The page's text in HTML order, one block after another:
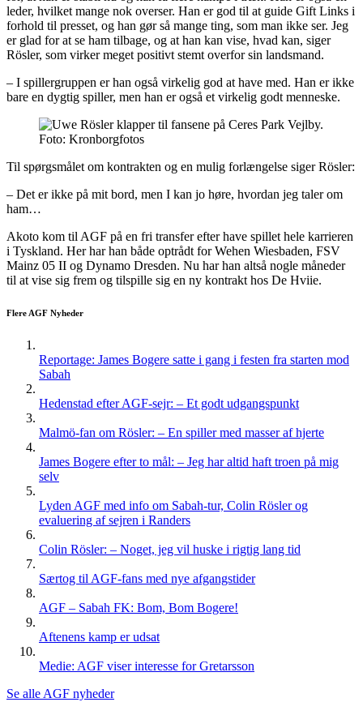
leder, hvilket mange nok overser. Han er god til at guide Gift Links i
forhold til presset, og han gør så mange ting, som man ikke ser. Jeg
er glad for at se ham tilbage, og at han kan vise, hvad kan, siger
Rösler, som virker meget positivt stemt overfor sin landsmand.
– I spillergruppen er han også virkelig god at have med. Han er ikke
bare en dygtig spiller, men han er også et virkelig godt menneske.
Foto: Kronborgfotos
Til spørgsmålet om kontrakten og en mulig forlængelse siger Rösler:
– Det er ikke på mit bord, men I kan jo høre, hvordan jeg taler om
ham…
Akoto kom til AGF på en fri transfer efter have spillet hele karrieren
i Tyskland. Her har han både optrådt for Wehen Wiesbaden, FSV
Mainz 05 II og Dynamo Dresden. Nu har han altså nogle måneder
til at vise sig frem og tilspille sig en ny kontrakt hos De Hviie.
Flere AGF Nyheder
Reportage: James Bogere satte i gang i festen fra starten mod
Sabah
Hedenstad efter AGF-sejr: – Et godt udgangspunkt
Malmö-fan om Rösler: – En spiller med masser af hjerte
James Bogere efter to mål: – Jeg har altid haft troen på mig
selv
Lyden AGF med info om Sabah-tur, Colin Rösler og
evaluering af sejren i Randers
Colin Rösler: – Noget, jeg vil huske i rigtig lang tid
Særtog til AGF-fans med nye afgangstider
AGF – Sabah FK: Bom, Bom Bogere!
Aftenens kamp er udsat
Medie: AGF viser interesse for Gretarsson
Se alle AGF nyheder